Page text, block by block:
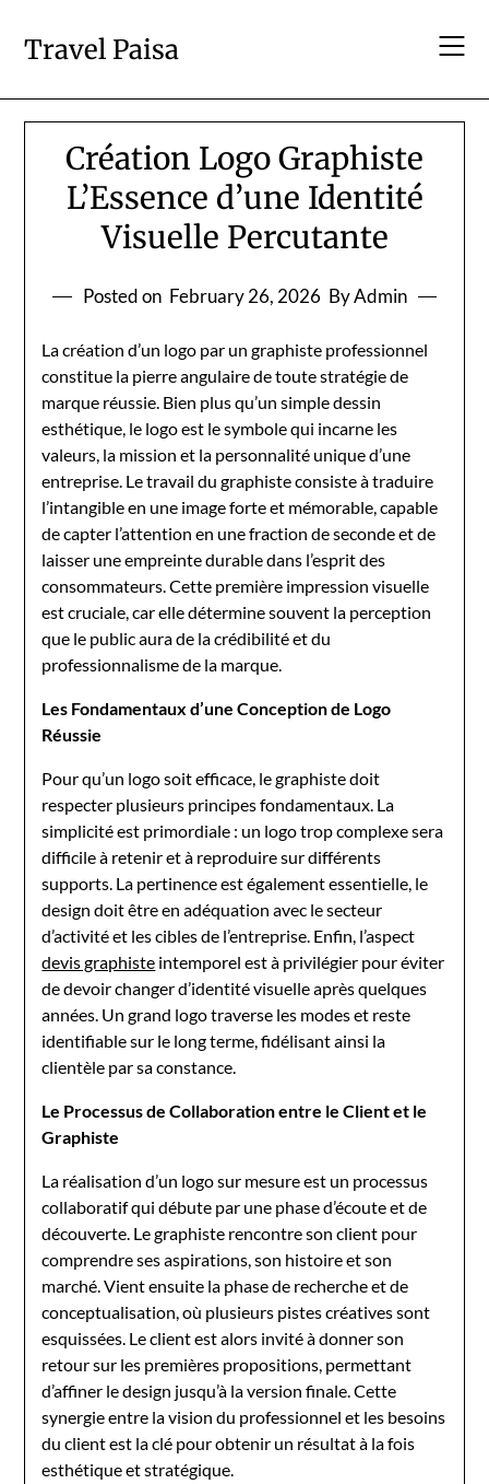
content
Travel Paisa
Création Logo Graphiste
L’Essence d’une Identité
Visuelle Percutante
Posted on February 26, 2026 By Admin
La création d’un logo par un graphiste professionnel
constitue la pierre angulaire de toute stratégie de
marque réussie. Bien plus qu’un simple dessin
esthétique, le logo est le symbole qui incarne les
valeurs, la mission et la personnalité unique d’une
entreprise. Le travail du graphiste consiste à traduire
l’intangible en une image forte et mémorable, capable
de capter l’attention en une fraction de seconde et de
laisser une empreinte durable dans l’esprit des
consommateurs. Cette première impression visuelle
est cruciale, car elle détermine souvent la perception
que le public aura de la crédibilité et du
professionnalisme de la marque.
Les Fondamentaux d’une Conception de Logo
Réussie
Pour qu’un logo soit efficace, le graphiste doit
respecter plusieurs principes fondamentaux. La
simplicité est primordiale : un logo trop complexe sera
difficile à retenir et à reproduire sur différents
supports. La pertinence est également essentielle, le
design doit être en adéquation avec le secteur
d’activité et les cibles de l’entreprise. Enfin, l’aspect
devis graphiste intemporel est à privilégier pour éviter
de devoir changer d’identité visuelle après quelques
années. Un grand logo traverse les modes et reste
identifiable sur le long terme, fidélisant ainsi la
clientèle par sa constance.
Le Processus de Collaboration entre le Client et le
Graphiste
La réalisation d’un logo sur mesure est un processus
collaboratif qui débute par une phase d’écoute et de
découverte. Le graphiste rencontre son client pour
comprendre ses aspirations, son histoire et son
marché. Vient ensuite la phase de recherche et de
conceptualisation, où plusieurs pistes créatives sont
esquissées. Le client est alors invité à donner son
retour sur les premières propositions, permettant
d’affiner le design jusqu’à la version finale. Cette
synergie entre la vision du professionnel et les besoins
du client est la clé pour obtenir un résultat à la fois
esthétique et stratégique.